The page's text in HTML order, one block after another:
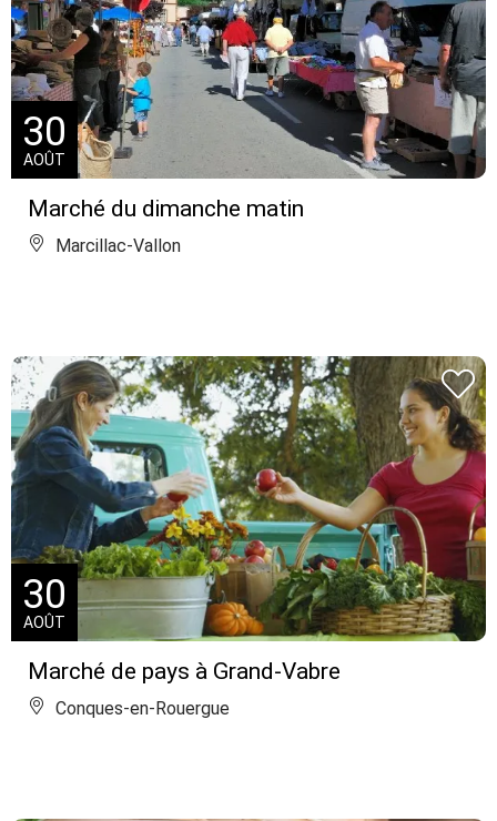
Marché du dimanche matin
30
AOÛT
Marcillac-Vallon
Marché de pays à Grand-Vabre
30
AOÛT
Conques-en-Rouergue